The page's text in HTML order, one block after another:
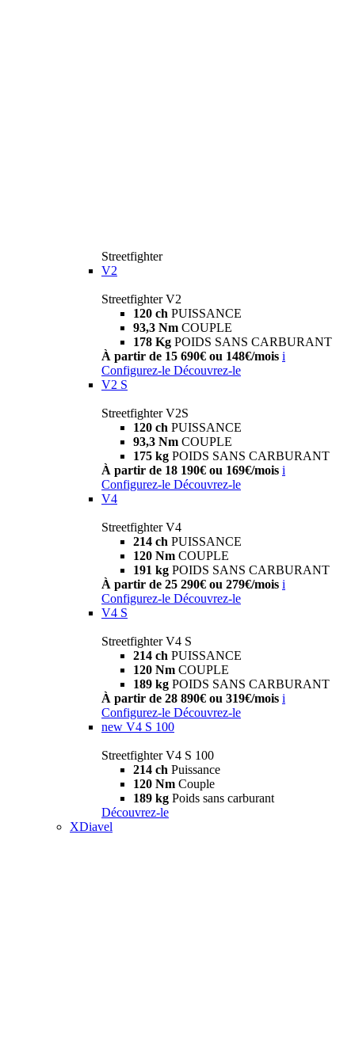
Streetfighter
V2
Streetfighter V2
120 ch PUISSANCE
93,3 Nm COUPLE
178 Kg POIDS SANS CARBURANT
À partir de 15 690€ ou 148€/mois i
Configurez-le Découvrez-le
V2 S
Streetfighter V2S
120 ch PUISSANCE
93,3 Nm COUPLE
175 kg POIDS SANS CARBURANT
À partir de 18 190€ ou 169€/mois i
Configurez-le Découvrez-le
V4
Streetfighter V4
214 ch PUISSANCE
120 Nm COUPLE
191 kg POIDS SANS CARBURANT
À partir de 25 290€ ou 279€/mois i
Configurez-le Découvrez-le
V4 S
Streetfighter V4 S
214 ch PUISSANCE
120 Nm COUPLE
189 kg POIDS SANS CARBURANT
À partir de 28 890€ ou 319€/mois i
Configurez-le Découvrez-le
new V4 S 100
Streetfighter V4 S 100
214 ch Puissance
120 Nm Couple
189 kg Poids sans carburant
Découvrez-le
XDiavel